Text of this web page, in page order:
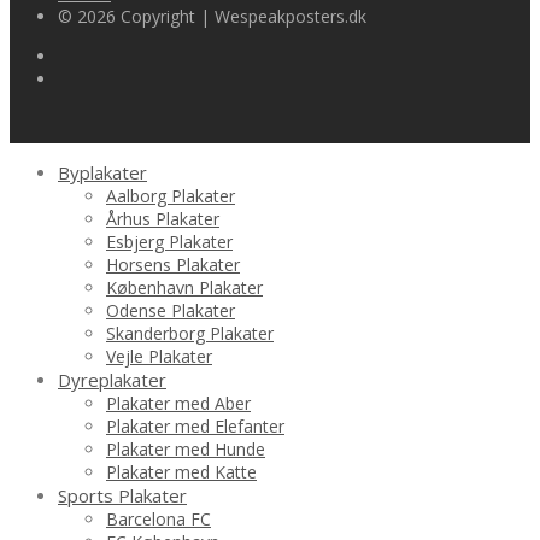
© 2026 Copyright | Wespeakposters.dk
Byplakater
Aalborg Plakater
Århus Plakater
Esbjerg Plakater
Horsens Plakater
København Plakater
Odense Plakater
Skanderborg Plakater
Vejle Plakater
Dyreplakater
Plakater med Aber
Plakater med Elefanter
Plakater med Hunde
Plakater med Katte
Sports Plakater
Barcelona FC